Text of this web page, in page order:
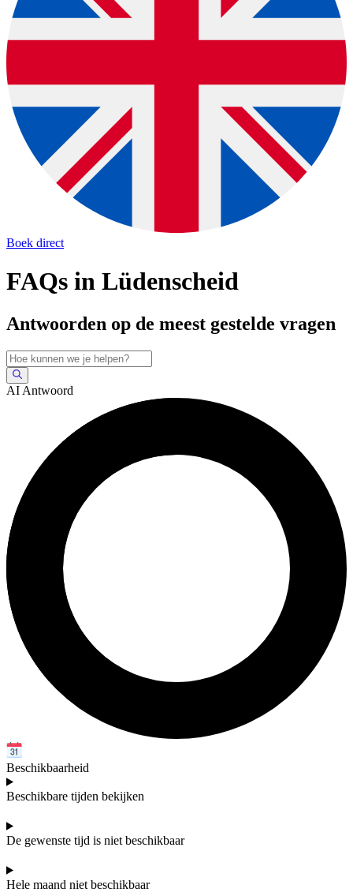
Boek direct
FAQs in Lüdenscheid
Antwoorden op de meest gestelde vragen
AI Antwoord
Beschikbaarheid
Beschikbare tijden bekijken
De gewenste tijd is niet beschikbaar
Hele maand niet beschikbaar